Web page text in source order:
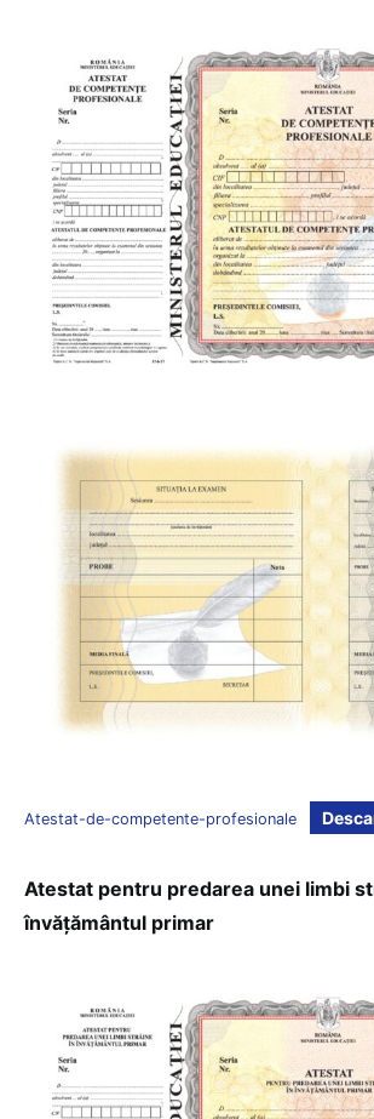
Atestat-de-competente-profesionale
Atestat pentru predarea unei limbi
învățământul primar